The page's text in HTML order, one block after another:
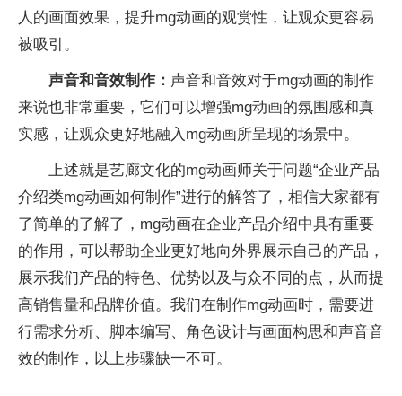
人的画面效果，提升mg动画的观赏性，让观众更容易
被吸引。
声音和音效制作： 声音和音效对于mg动画的制作
来说也非常重要，它们可以增强mg动画的氛围感和真
实感，让观众更好地融入mg动画所呈现的场景中。
上述就是艺廊文化的mg动画师关于问题“企业产品
介绍类mg动画如何制作”进行的解答了，相信大家都有
了简单的了解了，mg动画在企业产品介绍中具有重要
的作用，可以帮助企业更好地向外界展示自己的产品，
展示我们产品的特色、优势以及与众不同的点，从而提
高销售量和品牌价值。我们在制作mg动画时，需要进
行需求分析、脚本编写、角色设计与画面构思和声音音
效的制作，以上步骤缺一不可。